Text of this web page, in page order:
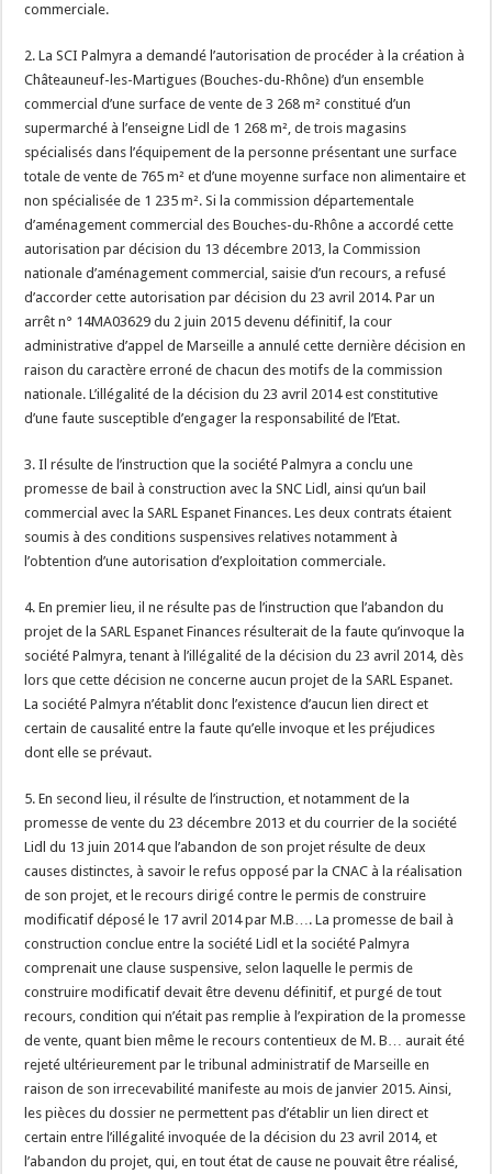
commerciale.
2. La SCI Palmyra a demandé l’autorisation de procéder à la création à
Châteauneuf-les-Martigues (Bouches-du-Rhône) d’un ensemble
commercial d’une surface de vente de 3 268 m² constitué d’un
supermarché à l’enseigne Lidl de 1 268 m², de trois magasins
spécialisés dans l’équipement de la personne présentant une surface
totale de vente de 765 m² et d’une moyenne surface non alimentaire et
non spécialisée de 1 235 m². Si la commission départementale
d’aménagement commercial des Bouches-du-Rhône a accordé cette
autorisation par décision du 13 décembre 2013, la Commission
nationale d’aménagement commercial, saisie d’un recours, a refusé
d’accorder cette autorisation par décision du 23 avril 2014. Par un
arrêt n° 14MA03629 du 2 juin 2015 devenu définitif, la cour
administrative d’appel de Marseille a annulé cette dernière décision en
raison du caractère erroné de chacun des motifs de la commission
nationale. L’illégalité de la décision du 23 avril 2014 est constitutive
d’une faute susceptible d’engager la responsabilité de l’Etat.
3. Il résulte de l’instruction que la société Palmyra a conclu une
promesse de bail à construction avec la SNC Lidl, ainsi qu’un bail
commercial avec la SARL Espanet Finances. Les deux contrats étaient
soumis à des conditions suspensives relatives notamment à
l’obtention d’une autorisation d’exploitation commerciale.
4. En premier lieu, il ne résulte pas de l’instruction que l’abandon du
projet de la SARL Espanet Finances résulterait de la faute qu’invoque la
société Palmyra, tenant à l’illégalité de la décision du 23 avril 2014, dès
lors que cette décision ne concerne aucun projet de la SARL Espanet.
La société Palmyra n’établit donc l’existence d’aucun lien direct et
certain de causalité entre la faute qu’elle invoque et les préjudices
dont elle se prévaut.
5. En second lieu, il résulte de l’instruction, et notamment de la
promesse de vente du 23 décembre 2013 et du courrier de la société
Lidl du 13 juin 2014 que l’abandon de son projet résulte de deux
causes distinctes, à savoir le refus opposé par la CNAC à la réalisation
de son projet, et le recours dirigé contre le permis de construire
modificatif déposé le 17 avril 2014 par M.B…. La promesse de bail à
construction conclue entre la société Lidl et la société Palmyra
comprenait une clause suspensive, selon laquelle le permis de
construire modificatif devait être devenu définitif, et purgé de tout
recours, condition qui n’était pas remplie à l’expiration de la promesse
de vente, quant bien même le recours contentieux de M. B… aurait été
rejeté ultérieurement par le tribunal administratif de Marseille en
raison de son irrecevabilité manifeste au mois de janvier 2015. Ainsi,
les pièces du dossier ne permettent pas d’établir un lien direct et
certain entre l’illégalité invoquée de la décision du 23 avril 2014, et
l’abandon du projet, qui, en tout état de cause ne pouvait être réalisé,